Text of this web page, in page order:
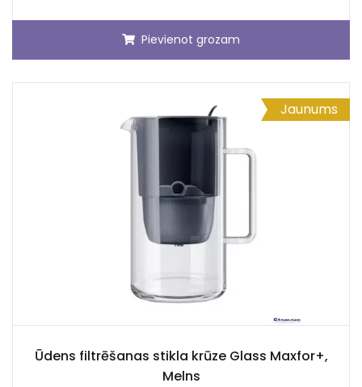
Pievienot grozam
Jaunums
Ūdens filtrēšanas stikla krūze Glass Maxfor+,
Melns